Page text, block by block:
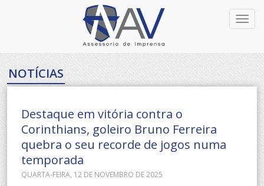
NOTÍCIAS
Destaque em vitória contra o
Corinthians, goleiro Bruno Ferreira
quebra o seu recorde de jogos numa
temporada
QUARTA-FEIRA, 12 DE NOVEMBRO DE 2025